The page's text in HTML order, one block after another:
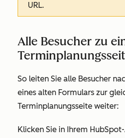
URL.
Alle Besucher zu
So leiten Sie alle Besucher
eines alten Formulars zur
Terminplanungsseite weiter:
Klicken Sie in Ihrem